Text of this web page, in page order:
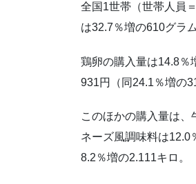
全国1世帯（世帯人員
は32.7％増の610グラ
鶏卵の購入量は14.8％
931円（同24.1％増の
このほかの購入量は
ネーズ風調味料は12.0
8.2％増の2.111キロ。